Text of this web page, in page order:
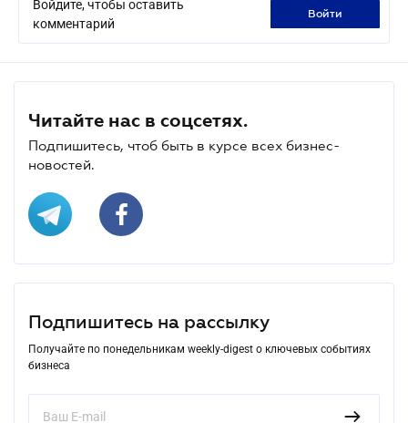
Войдите, чтобы оставить
комментарий
войти
Читайте нас в соцсетях.
Подпишитесь, чтоб быть в курсе всех бизнес-
новостей.
Подпишитесь на рассылку
Получайте по понедельникам weekly-digest о ключевых событиях
бизнеса